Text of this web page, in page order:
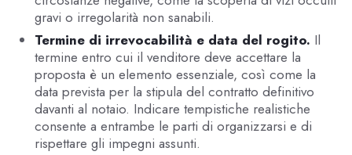
gravi o irregolarità non sanabili.
Termine di irrevocabilità e data del rogito. Il
termine entro cui il venditore deve accettare la
proposta è un elemento essenziale, così come la
data prevista per la stipula del contratto definitivo
davanti al notaio. Indicare tempistiche realistiche
consente a entrambe le parti di organizzarsi e di
rispettare gli impegni assunti.